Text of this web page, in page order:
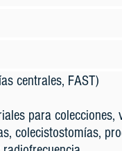
centrales, FAST)
para colecciones,
colecistostomías,